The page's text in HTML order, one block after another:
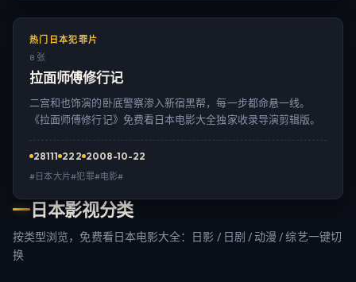
热门日本犯罪片
8 张
拉面师傅修行记
二宫和也饰演的卧底警察渗入新宿黑帮，每一步都命悬一线。
《拉面师傅修行记》免费看日本电影大全独家收录导演剪辑版。
28111 222 2008-10-22
#日本大片#犯罪#电影#
日本影视分类
按类型浏览，免费看日本电影大全：日影 / 日剧 / 动漫 / 综艺一键切
换